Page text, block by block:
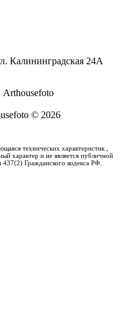
Калининградская 24А
© 2026
технических характеристик ,
характер и не является публичной
Гражданского кодекса РФ.